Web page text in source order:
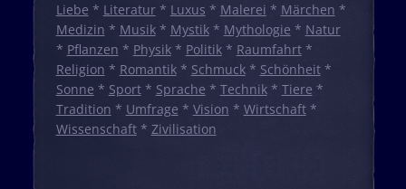
Liebe * Literatur* Luxus * Malerei * Märchen *
Medizin * Musik* Mystik* Mythologie * Natur
* Pflanzen * Physik* Politik* Raumfahrt*
Religion * Romantik* Schmuck* Schönheit*
Sonne * Sport* Sprache * Technik* Tiere *
Tradition * Umfrage * Vision * Wirtschaft*
Wissenschaft* Zivilisation